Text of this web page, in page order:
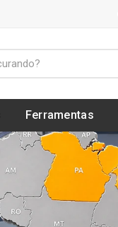
Ferramentas